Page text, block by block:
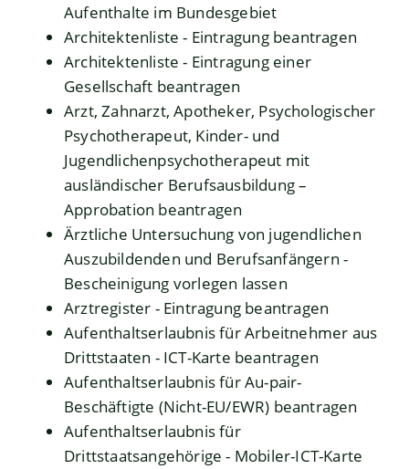
Aufenthalte im Bundesgebiet
Architektenliste - Eintragung beantragen
Architektenliste - Eintragung einer
Gesellschaft beantragen
Arzt, Zahnarzt, Apotheker, Psychologischer
Psychotherapeut, Kinder- und
Jugendlichenpsychotherapeut mit
ausländischer Berufsausbildung –
Approbation beantragen
Ärztliche Untersuchung von jugendlichen
Auszubildenden und Berufsanfängern -
Bescheinigung vorlegen lassen
Arztregister - Eintragung beantragen
Aufenthaltserlaubnis für Arbeitnehmer aus
Drittstaaten - ICT-Karte beantragen
Aufenthaltserlaubnis für Au-pair-
Beschäftigte (Nicht-EU/EWR) beantragen
Aufenthaltserlaubnis für
Drittstaatsangehörige - Mobiler-ICT-Karte